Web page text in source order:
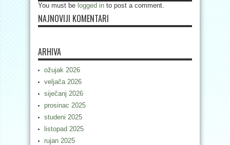
You must be logged in to post a comment.
NAJNOVIJI KOMENTARI
ARHIVA
ožujak 2026
veljača 2026
siječanj 2026
prosinac 2025
studeni 2025
listopad 2025
rujan 2025